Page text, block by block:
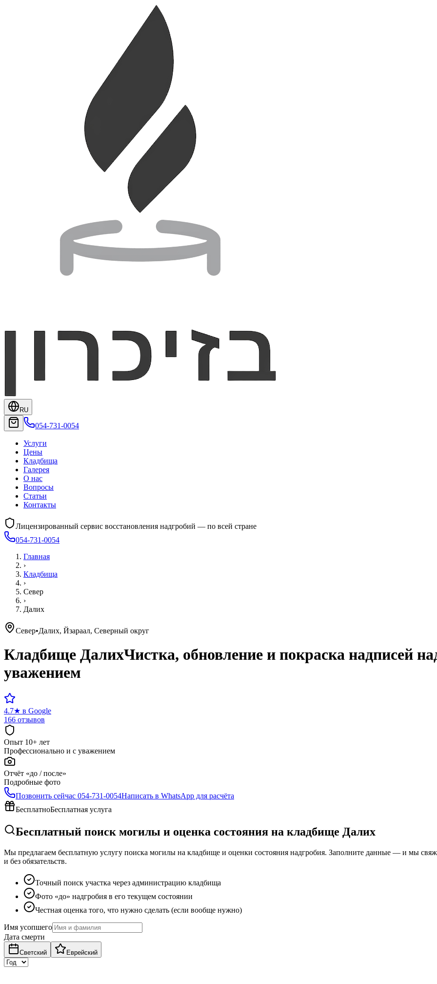
RU
054-731-0054
Услуги
Цены
Кладбища
Галерея
О нас
Вопросы
Статьи
Контакты
Лицензированный сервис восстановления надгробий — по всей стране
054-731-0054
Главная
›
Кладбища
›
Север
›
Далих
Север•Далих, Йзараал, Северный округ
Кладбище ДалихЧистка, обновление и покраска надписей
уважением
4.7★ в Google
166 отзывов
Опыт 10+ лет
Профессионально и с уважением
Отчёт «до / после»
Подробные фото
Позвонить сейчас 054-731-0054Написать в WhatsApp для расчёта
БесплатноБесплатная услуга
Бесплатный поиск могилы и оценка состояния на кладбище Далих
Мы предлагаем бесплатную услугу поиска могилы на кладбище и оценки состояния надгробия. Заполните данные — и мы
и без обязательств.
Точный поиск участка через администрацию кладбища
Фото «до» надгробия в его текущем состоянии
Честная оценка того, что нужно сделать (если вообще нужно)
Имя усопшего
Дата смерти
Светский Еврейский